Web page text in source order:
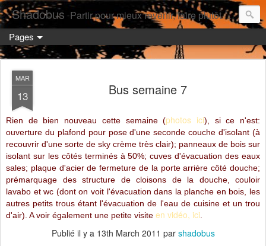
Shadobus Partir pour mieux revenir, faire plutôt qu'avoir.
Pages
MAR
13 Bus semaine 7
Rien de bien nouveau cette semaine (photos ici), si ce n'est:
ouverture du plafond pour pose d'une seconde couche d'isolant (à
recouvrir d'une sorte de sky crème très clair); panneaux de bois sur
isolant sur les côtés terminés à 50%; cuves d'évacuation des eaux
sales; plaque d'acier de fermeture de la porte arrière côté douche;
prémarquage des structure de cloisons de la douche, couloir
lavabo et wc (dont on voit l'évacuation dans la planche en bois, les
autres petits trous étant l'évacuation de l'eau de cuisine et un trou
d'air). A voir également une petite visite en vidéo, ici
Publié il y a 13th March 2011 par shadobus